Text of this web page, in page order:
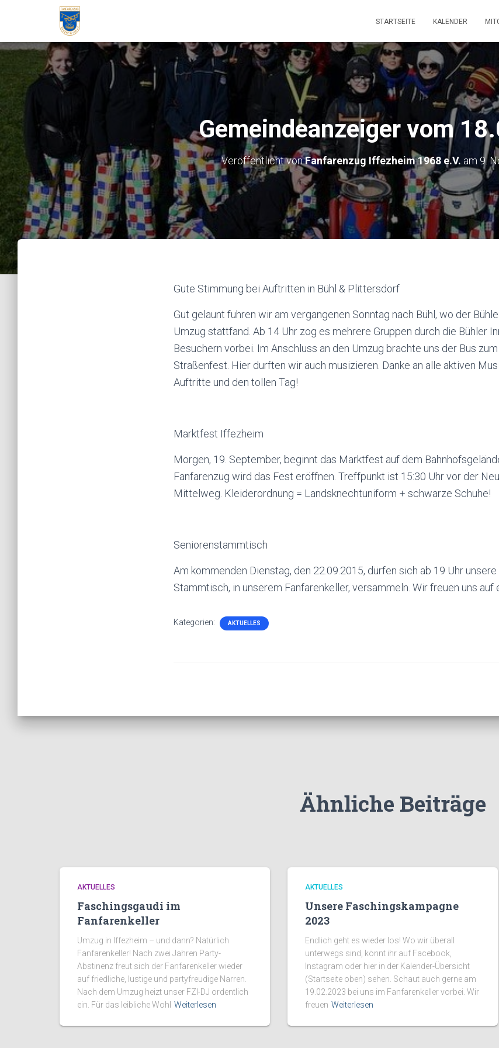
STARTSEITE KALENDER
Gemeindeanzeiger vom
Veröffentlicht vonFanfarenzug Iffezheim 1968 e.V. am 9.
Gute Stimmung bei Auftritten in Bühl & Plittersdorf
Gut gelaunt fuhren wir am vergangenen Sonntag nach Bühl, wo der
Umzug stattfand. Ab 14 Uhr zog es mehrere Gruppen durch die Bühler
Besuchern vorbei. Im Anschluss an den Umzug brachte uns der Bus
Straßenfest. Hier durften wir auch musizieren. Danke an alle aktiven
Auftritte und den tollen Tag!
Marktfest Iffezheim
Morgen, 19. September, beginnt das Marktfest auf dem
Fanfarenzug wird das Fest eröffnen. Treffpunkt ist 15:30 Uhr vor der
Mittelweg. Kleiderordnung = Landsknechtuniform + schwarze Schuhe!
Seniorenstammtisch
Am kommenden Dienstag, den 22.09.2015, dürfen sich ab 19 Uhr
Stammtisch, in unserem Fanfarenkeller, versammeln. Wir freuen uns auf
Kategorien: AKTUELLES
Ähnliche Beiträge
AKTUELLES
Faschingsgaudi im
Fanfarenkeller
Umzug in Iffezheim – und dann? Natürlich
Fanfarenkeller! Nach zwei Jahren Party-
Abstinenz freut sich der Fanfarenkeller wieder
auf friedliche, lustige und partyfreudige Narren.
Nach dem Umzug heizt unser FZI-DJ ordentlich
ein. Für das leibliche Wohl Weiterlesen
AKTUELLES
Unsere Faschingskampagne
2023
Endlich geht es wieder los! Wo wir überall
unterwegs sind, könnt ihr auf Facebook,
Instagram oder hier in der Kalender-Übersicht
(Startseite oben) sehen. Schaut auch gerne am
19.02.2023 bei uns im Fanfarenkeller vorbei. Wir
freuen Weiterlesen